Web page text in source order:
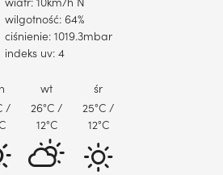
wilgotność: 64%
ciśnienie: 1019.3mbar
indeks uv: 4
wt
śr
/
26°C /
12°C
25°C /
12°C